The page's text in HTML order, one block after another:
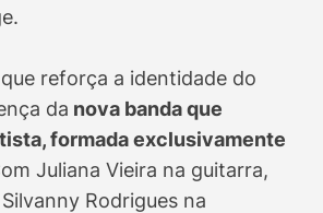
reforça a identidade do
da nova banda que
formada exclusivamente
Juliana Vieira na guitarra,
Rodrigues na